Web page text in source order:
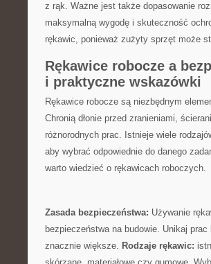
z ⁣rąk. Ważne jest także dopasowanie
maksymalną wygodę ‍i‌ skuteczność
rękawic, ponieważ ​zużyty sprzęt może⁢
Rękawice robocze a
i praktyczne wskazówki
Rękawice robocze ⁢są‍ niezbędnym
Chronią ‍dłonie‍ przed zranieniami,​
różnorodnych prac. Istnieje wiele
aby wybrać odpowiednie do danego
warto wiedzieć​ o rękawicach ⁣roboczych.
Zasada bezpieczeństwa: Używanie
bezpieczeństwa na budowie. ⁤Unikaj
znacznie większe. Rodzaje rękawic:‌